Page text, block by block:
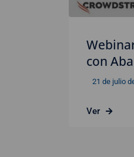
con
21 de julio
Ver